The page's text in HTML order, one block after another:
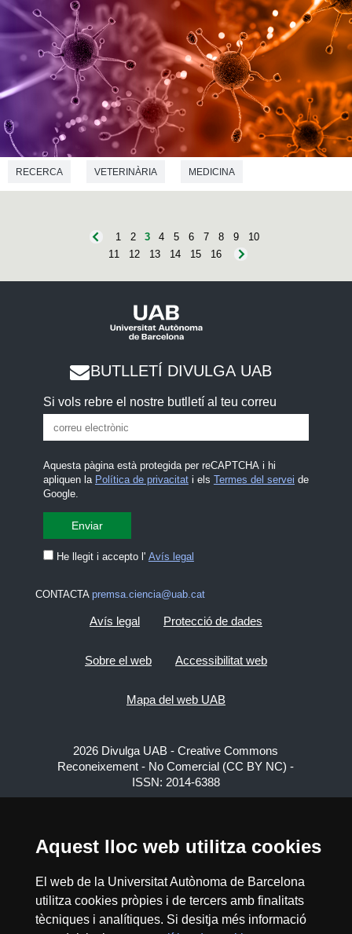
Aquest lloc web utilitza cookies
El web de la Universitat Autònoma de Barcelona
utilitza cookies pròpies i de tercers amb finalitats
tècniques i analítiques. Si desitja més informació
RECERCA VETERINÀRIA MEDICINA
1 2 3 4 5 6 7 8 9
10
11
12 13 14 15 16
BUTLLETÍ DIVULGA UAB
Si vols rebre el nostre butlletí al teu correu
Aquesta pàgina està protegida per reCAPTCHA i hi
apliquen la Política de privacitati els Termes del servei de
Google.
He llegit i accepto l' Avís legal
CONTACTA premsa.ciencia@uab.cat
Avís legal Protecció de dades
Sobre el web Accessibilitat web
Mapa del web UAB
2026 Divulga UAB - Creative Commons
Reconeixement - No Comercial (CC BY NC) -
ISSN: 2014-6388